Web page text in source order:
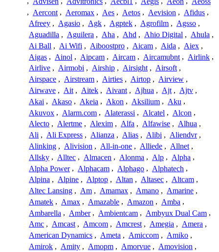
, Aercont , Aeromax , Aes , Aetos , Aevision , Afidus ,
Afreey , Agasio , Agk , Agptek , Agrofilm , Agsso ,
Aguadilla , Aguilera , Aha , Ahd , Ahio Digital , Ahula ,
Ai Ball , Ai Wifi , Aiboostpro , Aicam , Aida , Aiex ,
Aigas , Ainol , Aipcam , Aircam , Aircamubnt , Airlink ,
Airlive , Airmobi , Airship , Airsight , Airsoft ,
Airspace , Airstream , Airties , Airtop , Airview ,
Airwave , Ait , Aitek , Aivant , Ajhua , Ajt , Ajtv ,
Akai , Akaso , Akeia , Akon , Aksilium , Aku ,
Akuvox , Alarm.com , Alaterassi , Alcatel , Alcon ,
Alecto , Alertme , Alexim , Alfa , Alfawise , Alhua ,
Ali , Ali Express , Alianza , Alias , Alibi , Aliendvr ,
Alinking , Alivision , All-in-one , Alliede , Allnet ,
Allsky , Alltec , Almacen , Alonma , Alp , Alpha ,
Alpha Power , Alphacam , Alphago , Alphatech ,
Alpina , Alpine , Alptop , Altan , Altasec , Altcam ,
Altec Lansing , Am , Amamax , Amano , Amarine ,
Amatek , Amax , Amazable , Amazon , Amba ,
Ambarella , Amber , Ambientcam , Ambyux Dual Cam ,
Amc , Amcast , Amcom , Amcrest , Amegia , Amera ,
American Dynamics , Ameta , Amiccom , Amiko ,
Amirok , Amity , Amopm , Amorvue , Amovision ,